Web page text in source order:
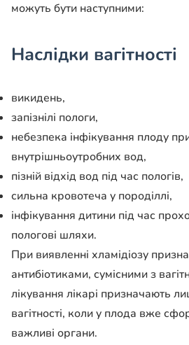
можуть бути наступними:
Наслідки вагітності
викидень,
запізнілі пологи,
небезпека інфікування плоду
внутрішньоутробних вод,
пізній відхід вод під час пологів,
сильна кровотеча у породіллі,
інфікування дитини під час
пологові шляхи.
При виявленні хламідіозу
антибіотиками, сумісними з
лікування лікарі призначають
вагітності, коли у плода вже
важливі органи.